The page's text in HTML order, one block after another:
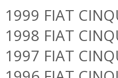
1999 FIAT
1998 FIAT
1997 FIAT